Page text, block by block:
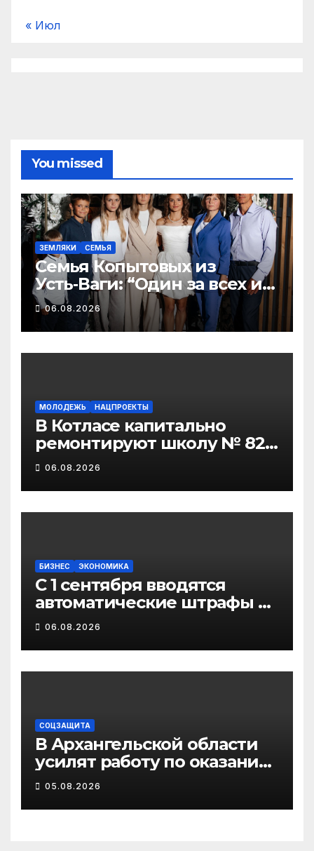
« Июл
You missed
ЗЕМЛЯКИ СЕМЬЯ
Семья Копытовых из
Усть‑Ваги: “Один за всех и
все за одного” — пример
для всего Виноградовского
округа
06.08.2026
МОЛОДЕЖЬ НАЦПРОЕКТЫ
В Котласе капитально
ремонтируют школу № 82
и детсад «Золотая рыбка»
06.08.2026
БИЗНЕС ЭКОНОМИКА
С 1 сентября вводятся
автоматические штрафы за
нарушение правил
маркировки в системе
«Честный знак»
06.08.2026
СОЦЗАЩИТА
В Архангельской области
усилят работу по оказанию
бесплатной юридической
помощи ветеранам СВО и
их семьям
05.08.2026